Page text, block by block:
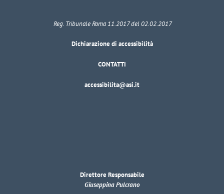
Reg. Tribunale Roma 11.2017 del 02.02.2017
Dichiarazione di accessibilità
CONTATTI
accessibilita@asi.it
Direttore Responsabile
Giuseppina Pulcrano